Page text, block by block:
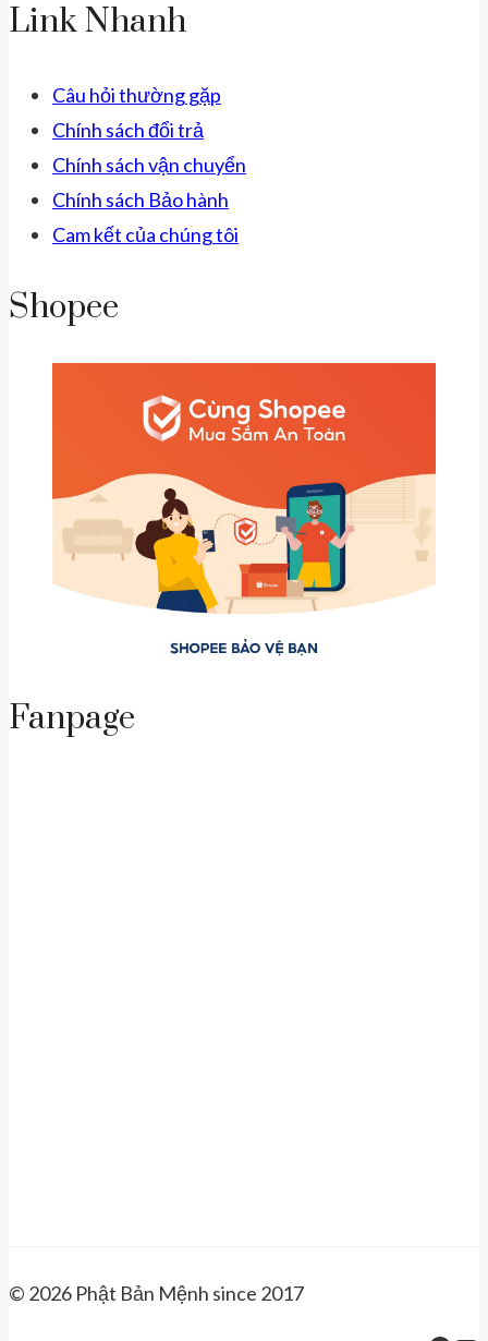
Link Nhanh
Câu hỏi thường gặp
Chính sách đổi trả
Chính sách vận chuyển
Chính sách Bảo hành
Cam kết của chúng tôi
Shopee
Fanpage
© 2026 Phật Bản Mệnh since 2017